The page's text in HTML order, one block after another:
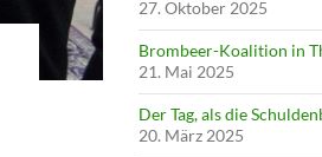
27. Oktober 2025
Brombeer-Koalition in
21. Mai 2025
Der Tag, als die
20. März 2025